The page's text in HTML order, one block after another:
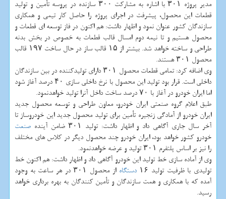
مدیر پروژه ۳۰۱ با اشاره به مشاركت ۳۰۰ سازنده در پروسه تأمین و تولید
قطعات این محصول، پیشرفت در اجرای پروژه را حاصل كار تیمی و همكاری
سازندگان كشور عنوان نمود و اظهار داشت: هم اكنون در فاز توسعه ای قطعات و
محصول هستیم و تا نیمه دوم امسال قالب قطعات به خصوص در بخش بدنه
طراحی و ساخته خواهد شد. بیشتر از ۱۵ قالب ساز در حال ساخت ۱۹۷ قالب
محصول ۳۰۱ هستند.
وی اضافه كرد: تمامی قطعات محصول ۳۰۱ دارای تولیدكننده در بین سازندگان
داخلی است. قرار بود تولید این محصول با نرخ داخلی سازی ۴۰ درصد آغاز شود
اما ایران خودرو در آغاز با ۷۰ درصد ساخت داخل آنرا تولید خواهدنمود.
طبق اعلام گروه صنعتی ایران خودرو، معاون طراحی و توسعه محصول جدید
ایران خودرو از آمادگی زنجیره تأمین برای تولید محصول جدید این خودروساز تا
آخر سال جاری آگاهی داد و اظهار داشت: تولید ۳۰۱ ضامن آینده
صنعت
خودرو كشور خواهد بود، ایران خودرو چند محصول دیگر در كلاس های مختلف
را نیز بر اساس پلتفرم ۳۰۱ تولید و عرضه خواهدنمود.
وی از آماده سازی خط تولید این خودرو آگاهی داد و اظهار داشت: هم اكنون خط
تولیدی با ظرفیت تولید ۱۶
دستگاه
از محصول ۳۰۱ در هر ساعت به وجود
آمده كه با همكاری و همت سازندگان و تأمین كنندگان به بهره برداری خواهد
رسید.